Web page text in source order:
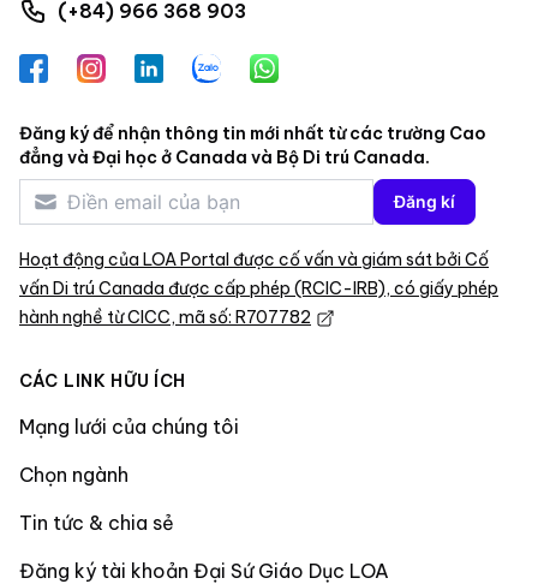
(+84) 966 368 903
FacebookInstagramLinkedInZalo WhatsApp
Đăng ký để nhận thông tin mới nhất từ các trường Cao
đẳng và Đại học ở Canada và Bộ Di trú Canada.
Đăng kí
Hoạt động của LOA Portal được cố vấn và giám sát bởi Cố
vấn Di trú Canada được cấp phép (RCIC-IRB), có giấy phép
hành nghề từ CICC, mã số: R707782
CÁC LINK HỮU ÍCH
Mạng lưới của chúng tôi
Chọn ngành
Tin tức & chia sẻ
Đăng ký tài khoản Đại Sứ Giáo Dục LOA